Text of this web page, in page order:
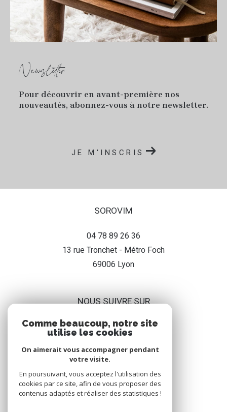
Newsletter
Pour découvrir en avant-première nos
nouveautés, abonnez-vous à notre newsletter.
JE M'INSCRIS
SOROVIM
04 78 89 26 36
13 rue Tronchet - Métro Foch
69006
lyon
NOUS SUIVRE SUR
ADHÉRENT
Comme beaucoup, notre site
utilise les cookies
On aimerait vous accompagner pendant
votre visite.
En poursuivant, vous acceptez l'utilisation des
cookies par ce site, afin de vous proposer des
contenus adaptés et réaliser des statistiques !